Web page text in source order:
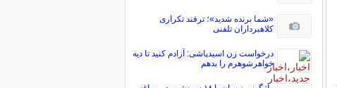
«شما برنده شدید»؛ ترفند تکراری
کلاهبرداران تلفنی
درخواست زن اسیدپاشی: آزادم کنید تا دیه
خواهرشوهرم را بدهم